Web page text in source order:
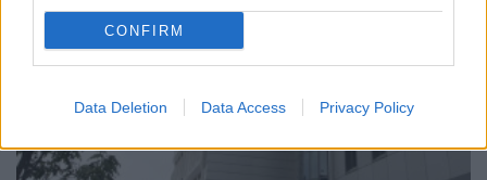
CONFIRM
Data Deletion Data Access Privacy Policy